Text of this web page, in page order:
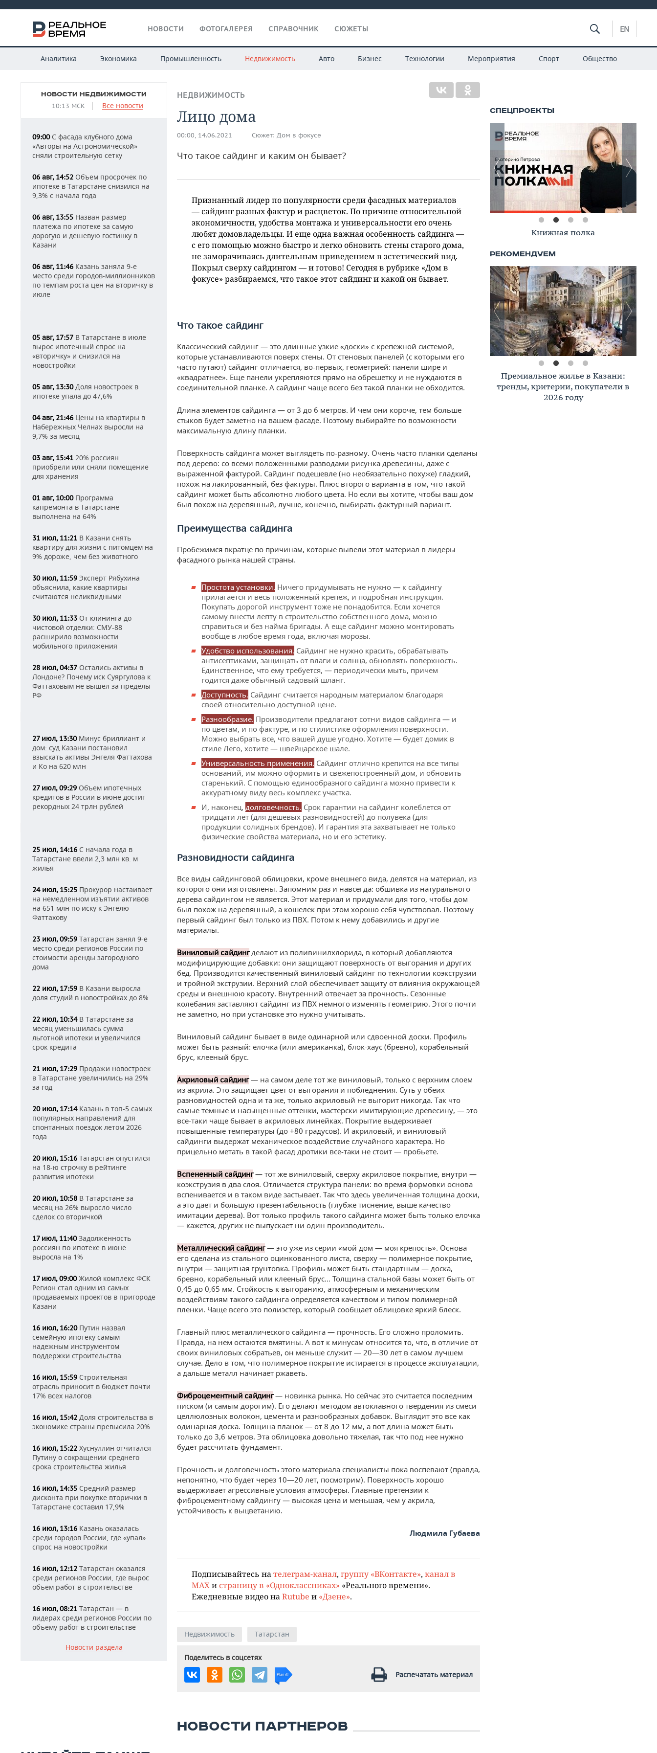
НОВОСТИ ФОТОГАЛЕРЕЯ СПРАВОЧНИК СЮЖЕТЫ EN
Аналитика Экономика Промышленность Недвижимость Авто Бизнес Технологии Мероприятия Спорт Общество
НОВОСТИ НЕДВИЖИМОСТИ
10:13 МСК Все новости
09:00С фасада клубного дома
«Авторы на Астрономической»
сняли строительную сетку
06 авг, 14:52 Объем просрочек по
ипотеке в Татарстане снизился на
9,3% с начала года
06 авг, 13:55 Назван размер
платежа по ипотеке за самую
дорогую и дешевую гостинку в
Казани
06 авг, 11:46 Казань заняла 9-е
место среди городов-миллионников
по темпам роста цен на вторичку в
июле
05 авг, 17:57 В Татарстане в июле
вырос ипотечный спрос на
«вторичку» и снизился на
новостройки
05 авг, 13:30Доля новостроек в
ипотеке упала до 47,6%
04 авг, 21:46 Цены на квартиры в
Набережных Челнах выросли на
9,7% за месяц
03 авг, 15:41 20% россиян
приобрели или сняли помещение
для хранения
01 авг, 10:00Программа
капремонта в Татарстане
выполнена на 64%
31 июл, 11:21 В Казани снять
квартиру для жизни с питомцем на
9% дороже, чем без животного
30 июл, 11:59 Эксперт Рябухина
объяснила, какие квартиры
считаются неликвидными
30 июл, 11:33 От клининга до
чистовой отделки: СМУ-88
расширило возможности
мобильного приложения
28 июл, 04:37 Остались активы в
Лондоне? Почему иск Суяргулова к
Фаттаховым не вышел за пределы
РФ
27 июл, 13:30Минус бриллиант и
дом: суд Казани постановил
взыскать активы Энгеля Фаттахова
и Ко на 620 млн
27 июл, 09:29 Объем ипотечных
кредитов в России в июне достиг
рекордных 24 трлн рублей
25 июл, 14:16 С начала года в
Татарстане ввели 2,3 млн кв. м
жилья
24 июл, 15:25 Прокурор настаивает
на немедленном изъятии активов
на 651 млн по иску к Энгелю
Фаттахову
23 июл, 09:59 Татарстан занял 9-е
место среди регионов России по
стоимости аренды загородного
дома
22 июл, 17:59 В Казани выросла
доля студий в новостройках до 8%
22 июл, 10:34В Татарстане за
месяц уменьшилась сумма
льготной ипотеки и увеличился
срок кредита
21 июл, 17:29 Продажи новостроек
в Татарстане увеличились на 29%
за год
20 июл, 17:14Казань в топ-5 самых
популярных направлений для
спонтанных поездок летом 2026
года
20 июл, 15:16 Татарстан опустился
на 18-ю строчку в рейтинге
развития ипотеки
20 июл, 10:58 В Татарстане за
месяц на 26% выросло число
сделок со вторичкой
17 июл, 11:40Задолженность
россиян по ипотеке в июне
выросла на 1%
17 июл, 09:00Жилой комплекс ФСК
Регион стал одним из самых
продаваемых проектов в пригороде
Казани
16 июл, 16:20Путин назвал
семейную ипотеку самым
надежным инструментом
поддержки строительства
16 июл, 15:59 Строительная
отрасль приносит в бюджет почти
17% всех налогов
16 июл, 15:42 Доля строительства в
экономике страны превысила 20%
16 июл, 15:22 Хуснуллин отчитался
Путину о сокращении среднего
срока строительства жилья
16 июл, 14:35 Средний размер
дисконта при покупке вторички в
Татарстане составил 17,9%
16 июл, 13:16 Казань оказалась
среди городов России, где «упал»
спрос на новостройки
16 июл, 12:12 Татарстан оказался
среди регионов России, где вырос
объем работ в строительстве
16 июл, 08:21 Татарстан — в
лидерах среди регионов России по
объему работ в строительстве
Новости раздела
НЕДВИЖИМОСТЬ
Лицо дома
00:00, 14.06.2021 Сюжет: Дом в фокусе
Что такое сайдинг и каким он бывает?
Признанный лидер по популярности среди фасадных материалов
— сайдинг разных фактур и расцветок. По причине относительной
экономичности, удобства монтажа и универсальности его очень
любят домовладельцы. И еще одна важная особенность сайдинга —
с его помощью можно быстро и легко обновить стены старого дома,
не заморачиваясь длительным приведением в эстетический вид.
Покрыл сверху сайдингом — и готово! Сегодня в рубрике «Дом в
фокусе» разбираемся, что такое этот сайдинг и какой он бывает.
Что такое сайдинг
Классический сайдинг — это длинные узкие «доски» с крепежной системой,
которые устанавливаются поверх стены. От стеновых панелей (с которыми его
часто путают) сайдинг отличается, во-первых, геометрией: панели шире и
«квадратнее». Еще панели укрепляются прямо на обрешетку и не нуждаются в
соединительной планке. А сайдинг чаще всего без такой планки не обходится.
Длина элементов сайдинга — от 3 до 6 метров. И чем они короче, тем больше
стыков будет заметно на вашем фасаде. Поэтому выбирайте по возможности
максимальную длину планки.
Поверхность сайдинга может выглядеть по-разному. Очень часто планки сделаны
под дерево: со всеми положенными разводами рисунка древесины, даже с
выраженной фактурой. Сайдинг подешевле (но необязательно похуже) гладкий,
похож на лакированный, без фактуры. Плюс второго варианта в том, что такой
сайдинг может быть абсолютно любого цвета. Но если вы хотите, чтобы ваш дом
был похож на деревянный, лучше, конечно, выбирать фактурный вариант.
Преимущества сайдинга
Пробежимся вкратце по причинам, которые вывели этот материал в лидеры
фасадного рынка нашей страны.
Простота установки. Ничего придумывать не нужно — к сайдингу
прилагается и весь положенный крепеж, и подробная инструкция.
Покупать дорогой инструмент тоже не понадобится. Если хочется
самому внести лепту в строительство собственного дома, можно
справиться и без найма бригады. А еще сайдинг можно монтировать
вообще в любое время года, включая морозы.
Удобство использования. Сайдинг не нужно красить, обрабатывать
антисептиками, защищать от влаги и солнца, обновлять поверхность.
Единственное, что ему требуется, — периодически мыть, причем
годится даже обычный садовый шланг.
Доступность. Сайдинг считается народным материалом благодаря
своей относительно доступной цене.
Разнообразие. Производители предлагают сотни видов сайдинга — и
по цветам, и по фактуре, и по стилистике оформления поверхности.
Можно выбрать все, что вашей душе угодно. Хотите — будет домик в
стиле Лего, хотите — швейцарское шале.
Универсальность применения. Сайдинг отлично крепится на все типы
оснований, им можно оформить и свежепостроенный дом, и обновить
старенький. С помощью единообразного сайдинга можно привести к
аккуратному виду весь комплекс участка.
И, наконец, долговечность. Срок гарантии на сайдинг колеблется от
тридцати лет (для дешевых разновидностей) до полувека (для
продукции солидных брендов). И гарантия эта захватывает не только
физические свойства материала, но и его эстетику.
Разновидности сайдинга
Все виды сайдинговой облицовки, кроме внешнего вида, делятся на материал, из
которого они изготовлены. Запомним раз и навсегда: обшивка из натурального
дерева сайдингом не является. Этот материал и придумали для того, чтобы дом
был похож на деревянный, а кошелек при этом хорошо себя чувствовал. Поэтому
первый сайдинг был только из ПВХ. Потом к нему добавились и другие
материалы.
Виниловый сайдинг делают из поливинилхлорида, в который добавляются
модифицирующие добавки: они защищают поверхность от выгорания и других
бед. Производится качественный виниловый сайдинг по технологии коэкструзии
и тройной экструзии. Верхний слой обеспечивает защиту от влияния окружающей
среды и внешнюю красоту. Внутренний отвечает за прочность. Сезонные
колебания заставляют сайдинг из ПВХ немного изменять геометрию. Этого почти
не заметно, но при установке это нужно учитывать.
Виниловый сайдинг бывает в виде одинарной или сдвоенной доски. Профиль
может быть разный: елочка (или американка), блок-хаус (бревно), корабельный
брус, клееный брус.
Акриловый сайдинг— на самом деле тот же виниловый, только с верхним слоем
из акрила. Это защищает цвет от выгорания и побледнения. Суть у обеих
разновидностей одна и та же, только акриловый не выгорит никогда. Так что
самые темные и насыщенные оттенки, мастерски имитирующие древесину, — это
все-таки чаще бывает в акриловых линейках. Покрытие выдерживает
повышенные температуры (до +80 градусов). И акриловый, и виниловый
сайдинги выдержат механическое воздействие случайного характера. Но
прицельно метать в такой фасад дротики все-таки не стоит — пробьете.
Вспененный сайдинг — тот же виниловый, сверху акриловое покрытие, внутри —
коэкструзия в два слоя. Отличается структура панели: во время формовки основа
вспенивается и в таком виде застывает. Так что здесь увеличенная толщина доски,
а это дает и большую презентабельность (глубже тиснение, выше качество
имитации дерева). Вот только профиль такого сайдинга может быть только елочка
— кажется, других не выпускает ни один производитель.
Металлический сайдинг— это уже из серии «мой дом — моя крепость». Основа
его сделана из стального оцинкованного листа, сверху — полимерное покрытие,
внутри — защитная грунтовка. Профиль может быть стандартным — доска,
бревно, корабельный или клееный брус… Толщина стальной базы может быть от
0,45 до 0,65 мм. Стойкость к выгоранию, атмосферным и механическим
воздействиям такого сайдинга определяется качеством и типом полимерной
пленки. Чаще всего это полиэстер, который сообщает облицовке яркий блеск.
Главный плюс металлического сайдинга — прочность. Его сложно проломить.
Правда, на нем остаются вмятины. А вот к минусам относится то, что, в отличие от
своих виниловых собратьев, он меньше служит — 20—30 лет в самом лучшем
случае. Дело в том, что полимерное покрытие истирается в процессе эксплуатации,
а дальше металл начинает ржаветь.
Фиброцементный сайдинг — новинка рынка. Но сейчас это считается последним
писком (и самым дорогим). Его делают методом автоклавного твердения из смеси
целлюлозных волокон, цемента и разнообразных добавок. Выглядит это все как
одинарная доска. Толщина планок — от 8 до 12 мм, а вот длина может быть
только до 3,6 метров. Эта облицовка довольно тяжелая, так что под нее нужно
будет рассчитать фундамент.
Прочность и долговечность этого материала специалисты пока воспевают (правда,
непонятно, что будет через 10—20 лет, посмотрим). Поверхность хорошо
выдерживает агрессивные условия атмосферы. Главные претензии к
фиброцементному сайдингу — высокая цена и меньшая, чем у акрила,
устойчивость к выцветанию.
Людмила Губаева
Подписывайтесь на телеграм-канал, группу «ВКонтакте», канал в
MAX и страницу в «Одноклассниках» «Реального времени».
Ежедневные видео на Rutube и «Дзене».
Недвижимость Татарстан
Поделитесь в соцсетях
Распечатать материал
НОВОСТИ ПАРТНЕРОВ
Книжная полка
Премиальное жилье в Казани:
тренды, критерии, покупатели в
2026 году